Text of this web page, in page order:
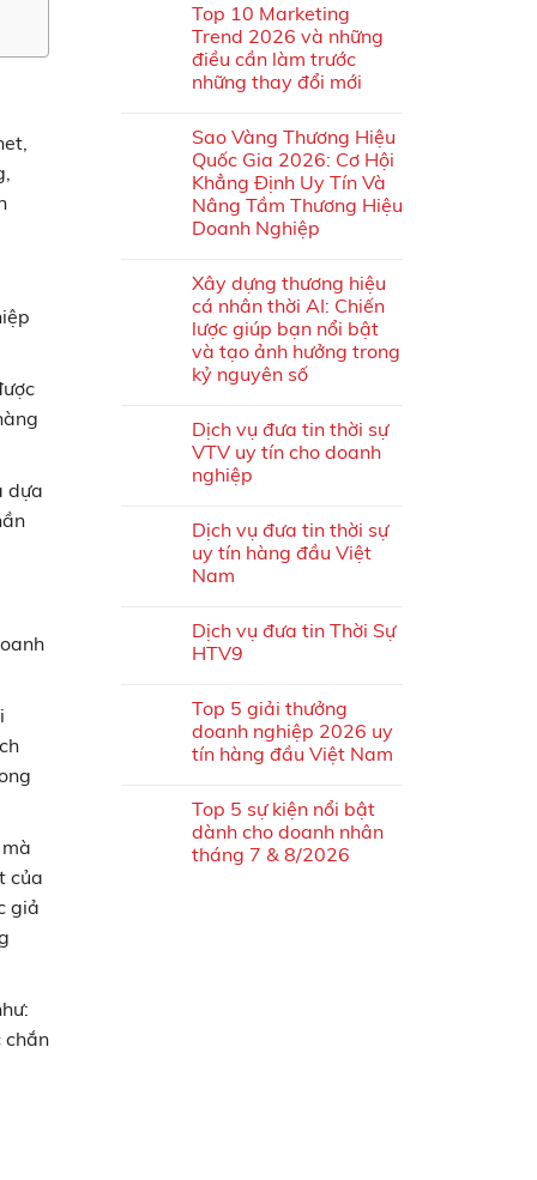
dựa
của
giả
chắn
Top 10 Marketing
Trend 2026 và những
điều cần làm trước
những thay đổi mới
Sao Vàng Thương Hiệu
Quốc Gia 2026: Cơ Hội
Khẳng Định Uy Tín Và
Nâng Tầm Thương Hiệu
Doanh Nghiệp
Xây dựng thương hiệu
cá nhân thời AI: Chiến
lược giúp bạn nổi bật
và tạo ảnh hưởng trong
kỷ nguyên số
Dịch vụ đưa tin thời sự
VTV uy tín cho doanh
nghiệp
Dịch vụ đưa tin thời sự
uy tín hàng đầu Việt
Nam
Dịch vụ đưa tin Thời Sự
HTV9
Top 5 giải thưởng
doanh nghiệp 2026 uy
tín hàng đầu Việt Nam
Top 5 sự kiện nổi bật
dành cho doanh nhân
tháng 7 & 8/2026